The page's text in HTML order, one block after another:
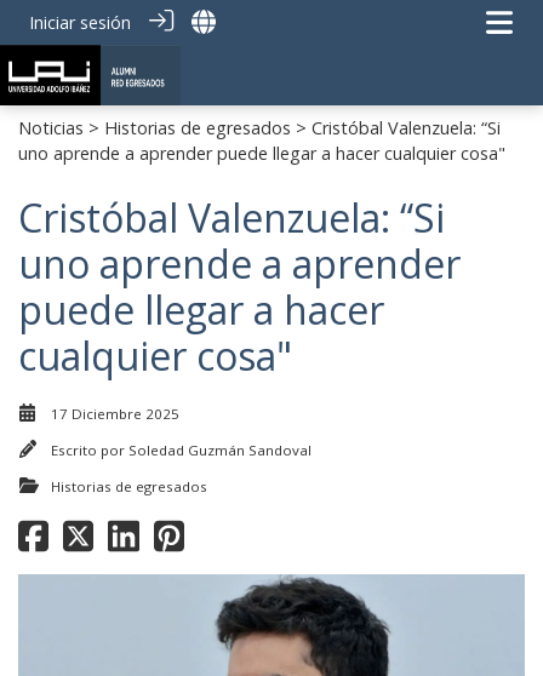
Iniciar sesión
Noticias > Historias de egresados > Cristóbal Valenzuela: “Si
uno aprende a aprender puede llegar a hacer cualquier cosa"
Cristóbal Valenzuela: “Si
uno aprende a aprender
puede llegar a hacer
cualquier cosa"
17 Diciembre 2025
Escrito por Soledad Guzmán Sandoval
Historias de egresados